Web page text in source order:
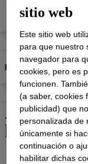
Productos
EPM EN
Análisis
la
sitio web
Este sitio web
para que nuestro
navegador para
cookies, pero es
funcionen.
(a saber, cookies
publicidad) que
personalizada de
únicamente si
continuación o
habilitar dichas